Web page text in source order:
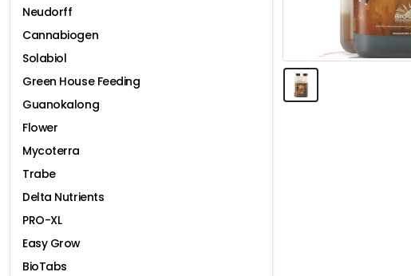
Neudorff
Cannabiogen
Solabiol
Green House Feeding
Guanokalong
Flower
Mycoterra
Trabe
Delta Nutrients
PRO-XL
Easy Grow
BioTabs